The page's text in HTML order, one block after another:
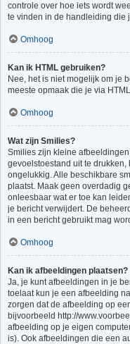
controle over hoe iets wordt
te vinden in de handleiding die
Omhoog
Kan ik HTML gebruiken?
Nee, het is niet mogelijk om je
meeste opmaak die je via
Omhoog
Wat zijn Smilies?
Smilies zijn kleine
gevoelstoestand uit te
ongelukkig. Alle beschikbare
plaatst. Maak geen overdadig
onleesbaar wat er toe kan
je bericht verwijdert. De
in een bericht gebruikt mag
Omhoog
Kan ik afbeeldingen plaatsen?
Ja, je kunt afbeeldingen in je
toelaat kun je een afbeelding
zorgen dat de afbeelding op
bijvoorbeeld http://
afbeelding op je eigen
is). Ook afbeeldingen die een